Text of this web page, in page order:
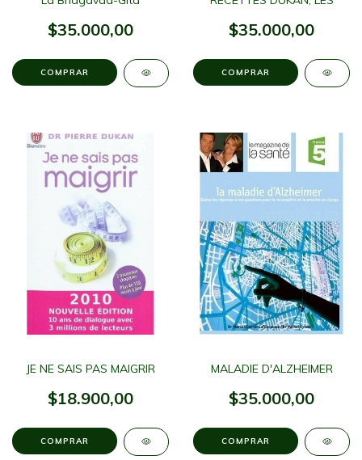
$35.000,00 $35.000,00
JE NE SAIS PAS MAIGRIR
$18.900,00
MALADIE D'ALZHEIMER
$35.000,00